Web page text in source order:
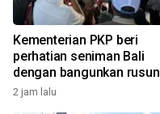
Kementerian PKP beri
perhatian seniman Bali
dengan bangunkan rusun
2 jam lalu